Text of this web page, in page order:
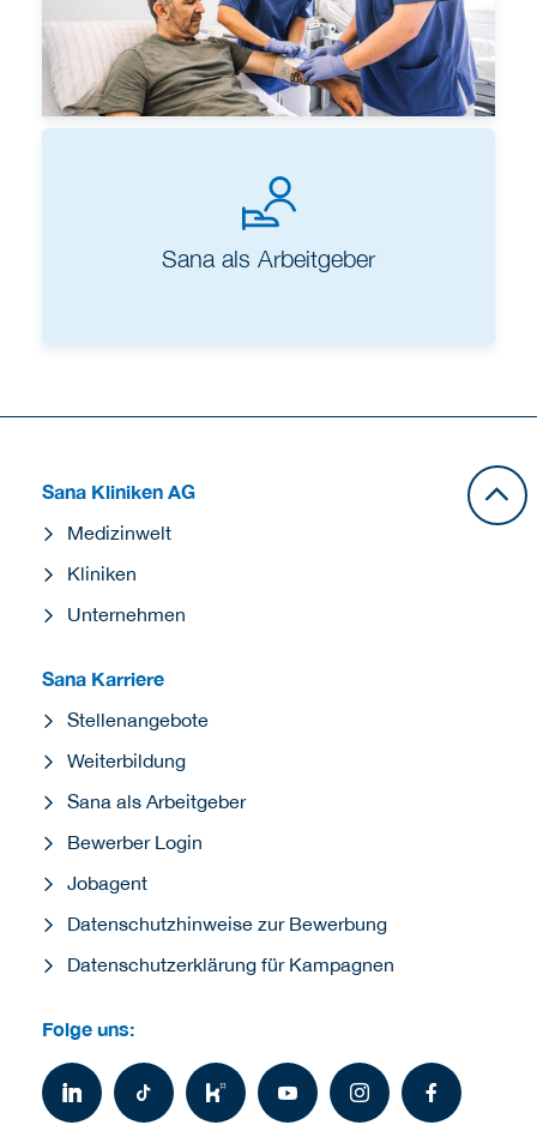
Berufseinstieg und Ausbildung
Sana als Arbeitgeber
Sana Kliniken AG
Medizinwelt
Kliniken
Unternehmen
Sana Karriere
Stellenangebote
Weiterbildung
Sana als Arbeitgeber
Bewerber Login
Jobagent
Datenschutzhinweise zur Bewerbung
Datenschutzerklärung für Kampagnen
Folge uns: